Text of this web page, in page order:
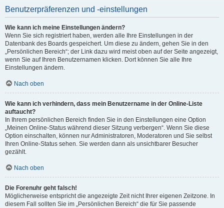
Benutzerpräferenzen und -einstellungen
Wie kann ich meine Einstellungen ändern?
Wenn Sie sich registriert haben, werden alle Ihre Einstellungen in der
Datenbank des Boards gespeichert. Um diese zu ändern, gehen Sie in den
„Persönlichen Bereich“; der Link dazu wird meist oben auf der Seite angezeigt,
wenn Sie auf Ihren Benutzernamen klicken. Dort können Sie alle Ihre
Einstellungen ändern.
Nach oben
Wie kann ich verhindern, dass mein Benutzername in der Online-Liste
auftaucht?
In Ihrem persönlichen Bereich finden Sie in den Einstellungen eine Option
„Meinen Online-Status während dieser Sitzung verbergen“. Wenn Sie diese
Option einschalten, können nur Administratoren, Moderatoren und Sie selbst
Ihren Online-Status sehen. Sie werden dann als unsichtbarer Besucher
gezählt.
Nach oben
Die Forenuhr geht falsch!
Möglicherweise entspricht die angezeigte Zeit nicht Ihrer eigenen Zeitzone. In
diesem Fall sollten Sie im „Persönlichen Bereich“ die für Sie passende